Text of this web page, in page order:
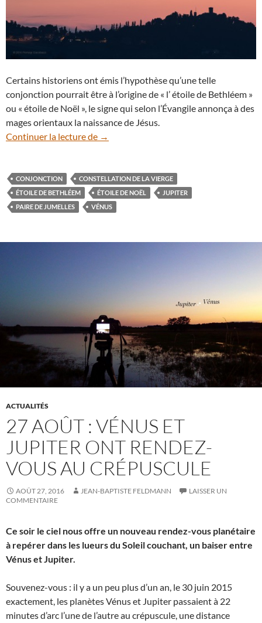
Certains historiens ont émis l’hypothèse qu’une telle
conjonction pourrait être à l’origine de « l’ étoile de Bethléem »
ou « étoile de Noël », le signe qui selon l’Évangile annonça à des
mages orientaux la naissance de Jésus.
Continuer la lecture de Le rendez-vous Vénus-Jupiter a tenu
→
CONJONCTION
CONSTELLATION DE LA VIERGE
ÉTOILE DE BETHLÉEM
ÉTOILE DE NOËL
JUPITER
PAIRE DE JUMELLES
VÉNUS
ACTUALITÉS
27 AOÛT : VÉNUS ET
JUPITER ONT RENDEZ-
VOUS AU CRÉPUSCULE
AOÛT 27, 2016 JEAN-BAPTISTE FELDMANN
LAISSER UN
COMMENTAIRE
Ce soir le ciel nous offre un nouveau rendez-vous planétaire
à repérer dans les lueurs du Soleil couchant, un baiser entre
Vénus et Jupiter.
Souvenez-vous : il y a un peu plus d’un an, le 30 juin 2015
exactement, les planètes Vénus et Jupiter passaient à 22
minutes d’arc l’une de l’autre au crépuscule, une distance